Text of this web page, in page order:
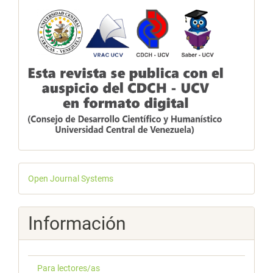
Desarrollado
por
Open Journal Systems
Información
Para lectores/as